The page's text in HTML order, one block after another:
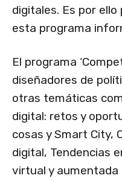
digitales. Es por
esta programa
El programa
diseñadores de
otras temáticas
digital: retos y
cosas y Smart City,
digital, Tendencias
virtual y aumentada